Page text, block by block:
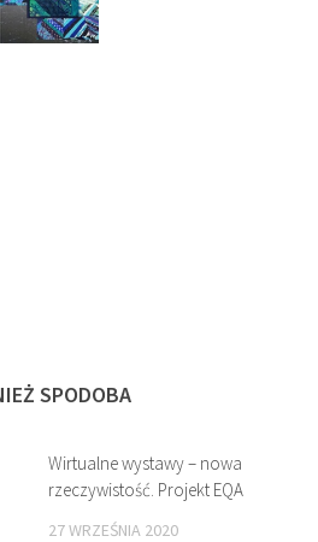
SPODOBA
Wirtualne wystawy – nowa
rzeczywistość. Projekt EQA
27 WRZEŚNIA 2020